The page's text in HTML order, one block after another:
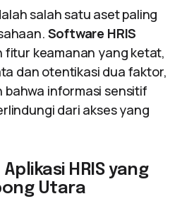
salah satu aset paling
Software HRIS
fitur keamanan yang ketat,
dan otentikasi dua faktor,
bahwa informasi sensitif
dari akses yang
HRIS yang
Utara